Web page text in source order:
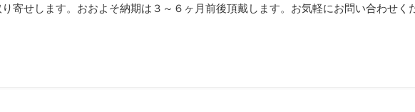
寄せします。 おおよそ納期は３～６ヶ月前後頂戴します。お気軽にお問い合わせく